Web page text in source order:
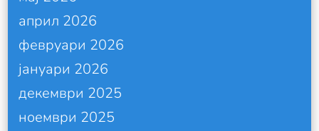
април 2026
февруари 2026
јануари 2026
декември 2025
ноември 2025